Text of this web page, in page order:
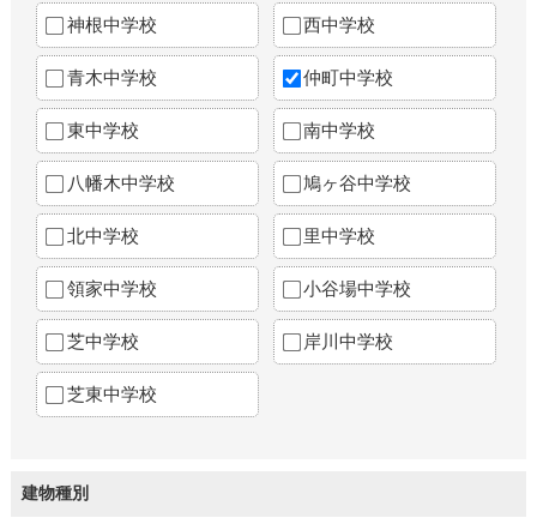
神根中学校 西中学校
青木中学校 仲町中学校
東中学校 南中学校
八幡木中学校 鳩ヶ谷中学校
北中学校 里中学校
領家中学校 小谷場中学校
芝中学校 岸川中学校
芝東中学校
建物種別